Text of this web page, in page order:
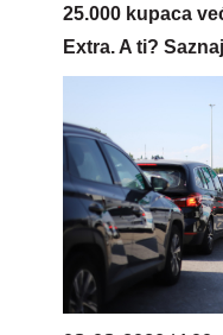
25.000 kupaca
Extra. A ti?